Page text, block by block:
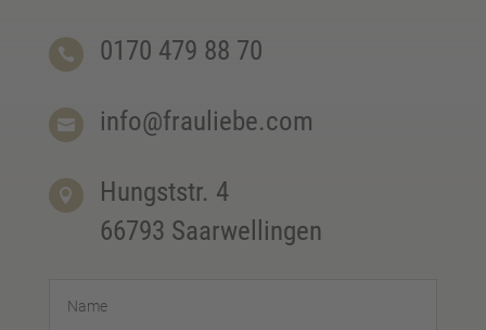
 0170 479 88 70
 info@frauliebe.com

Hungststr. 4
66793 Saarwellingen